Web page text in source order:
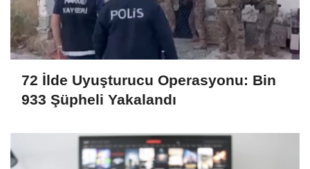
72 İlde Uyuşturucu Operasyonu: Bin
933 Şüpheli Yakalandı